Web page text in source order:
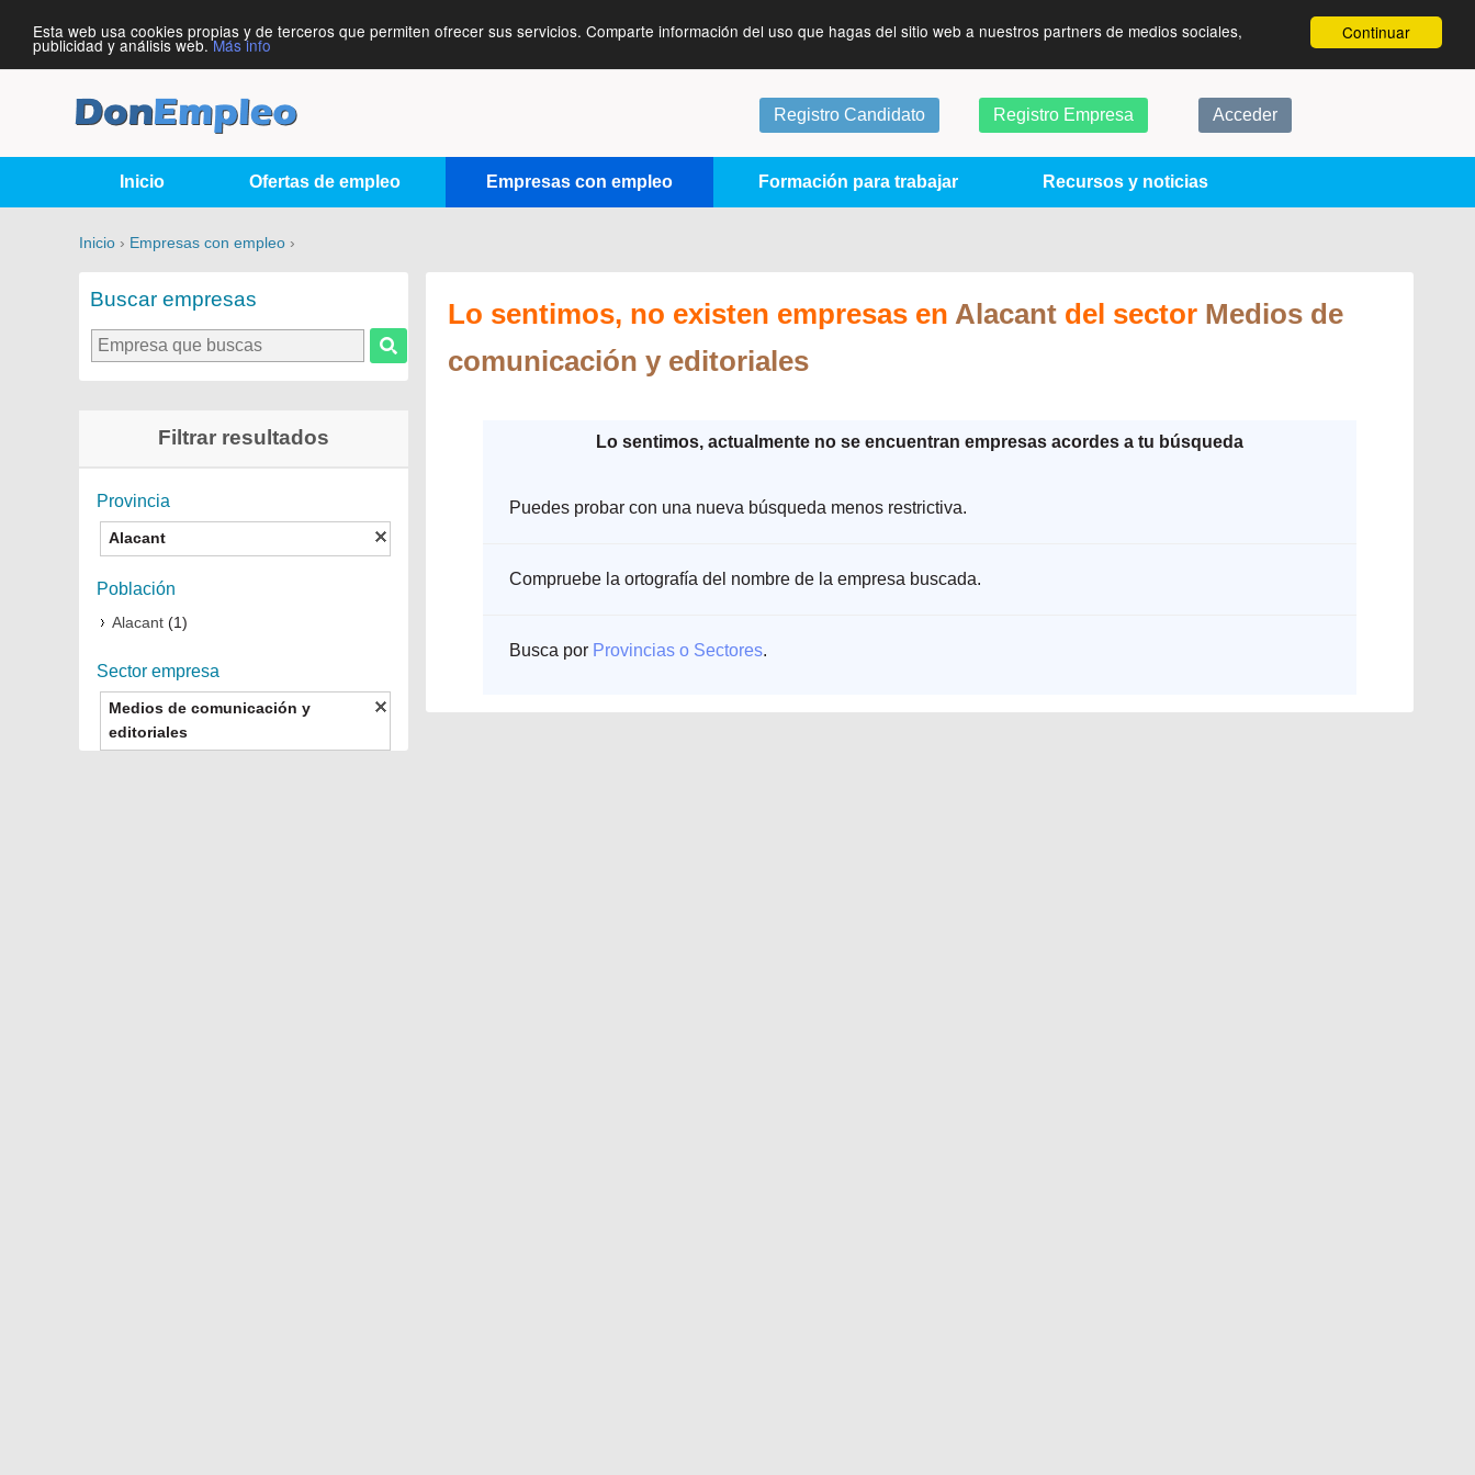
Continuar
Esta web usa cookies propias y de terceros que permiten ofrecer sus servicios. Comparte información del uso que hagas del sitio web a nuestros partners de medios sociales,
publicidad y análisis web.Más info
Registro Candidato Registro Empresa Acceder
Inicio Ofertas de empleo Empresas con empleo Formación para trabajar Recursos y noticias
Inicio › Empresas con empleo ›
Buscar empresas
Filtrar resultados
Provincia
Alacant
Población
Alacant(1)
Sector empresa
Medios de comunicación y
editoriales
Lo sentimos, no existen empresas en Alacant del sector Medios de
comunicación y editoriales
Lo sentimos, actualmente no se encuentran empresas acordes a tu búsqueda
Puedes probar con una nueva búsqueda menos restrictiva.
Compruebe la ortografía del nombre de la empresa buscada.
Busca por Provincias o Sectores.